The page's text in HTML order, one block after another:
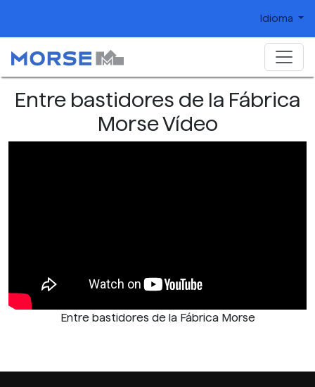
Idioma
Entre bastidores de la Fábrica
Morse Vídeo
Entre bastidores de la Fábrica Morse